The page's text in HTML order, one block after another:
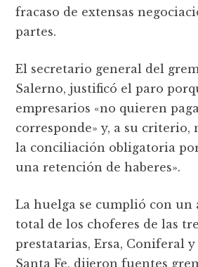
fracaso de extensas
partes.
El secretario general del
Salerno, justificó el paro
empresarios «no quieren
corresponde» y, a su criterio,
la conciliación obligatoria
una retención de haberes».
La huelga se cumplió con un
total de los choferes de las
prestatarias, Ersa, Coniferal y
Santa Fe, dijeron fuentes